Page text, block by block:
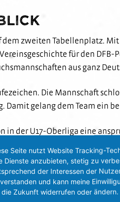
dem zweiten Tabellenplatz.
für den DFB-
aus ganz
Die Mannschaft
Damit gelang dem Team ein
in der U17-Oberliga eine
den Klassenerhalt.
Entwicklung.
auf dem fünften
Campus ab.
Seite nutzt Website Tracking-
Dienste anzubieten, stetig zu
der Interessen der
und kann meine
Zukunft widerrufen oder ändern.